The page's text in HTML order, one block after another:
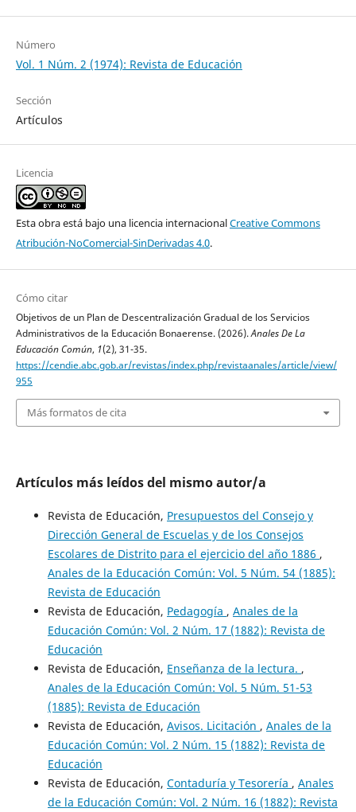
Número
Vol. 1 Núm. 2 (1974): Revista de Educación
Sección
Artículos
Licencia
Esta obra está bajo una licencia internacionalCreative Commons
Atribución-NoComercial-SinDerivadas 4.0.
Cómo citar
Objetivos de un Plan de Descentralización Gradual de los Servicios
Administrativos de la Educación Bonaerense. (2026).Anales De La
Educación Común, 1(2), 31-35.
https://cendie.abc.gob.ar/revistas/index.php/revistaanales/article/view/
955
Más formatos de cita
Artículos más leídos del mismo autor/a
Revista de Educación, Presupuestos del Consejo y
Dirección General de Escuelas y de los Consejos
Escolares de Distrito para el ejercicio del año 1886 ,
Anales de la Educación Común: Vol. 5 Núm. 54 (1885):
Revista de Educación
Revista de Educación, Pedagogía , Anales de la
Educación Común: Vol. 2 Núm. 17 (1882): Revista de
Educación
Revista de Educación, Enseñanza de la lectura. ,
Anales de la Educación Común: Vol. 5 Núm. 51-53
(1885): Revista de Educación
Revista de Educación, Avisos. Licitación , Anales de la
Educación Común: Vol. 2 Núm. 15 (1882): Revista de
Educación
Revista de Educación, Contaduría y Tesorería , Anales
de la Educación Común: Vol. 2 Núm. 16 (1882): Revista